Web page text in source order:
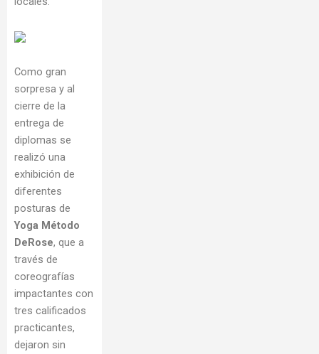
Como gran
sorpresa y al
cierre de la
entrega de
diplomas se
realizó una
exhibición de
diferentes
posturas de
Yoga Método
DeRose, que a
través de
coreografías
impactantes con
tres calificados
practicantes,
dejaron sin